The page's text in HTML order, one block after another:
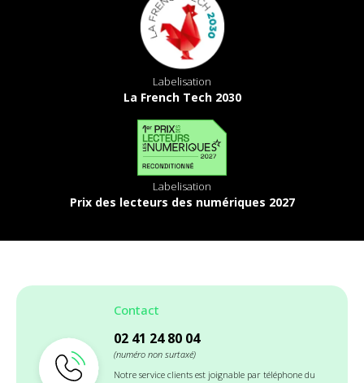
Labelisation
La French Tech 2030
Labelisation
Prix des lecteurs des numériques 2027
Contact
02 41 24 80 04
(numéro non surtaxé)
Notre service clients est joignable par téléphone du